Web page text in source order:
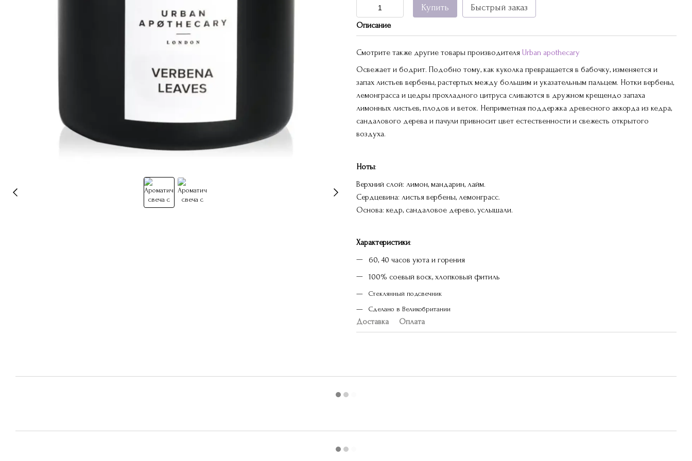
Купить Быстрый заказ
Описание
Смотрите также другие товары производителя Urban apothecary
Освежает и бодрит. Подобно тому, как куколка превращается в бабочку, изменяется и
запах листьев вербены, растертых между большим и указательным пальцем. Нотки вербены,
лемонграсса и цедры прохладного цитруса сливаются в дружном крещендо запаха
лимонных листьев, плодов и веток. Неприметная поддержка древесного аккорда из кедра,
сандалового дерева и пачули привносит цвет естественности и свежесть открытого
воздуха.
Ноты:
Верхний слой: лимон, мандарин, лайм.
Сердцевина: листья вербены, лемонграсс.
Основа: кедр, сандаловое дерево, услышали.
Характеристики:
60, 40 часов уюта и горения
100% соевый воск, хлопковый фитиль
Стеклянный подсвечник
Сделано в Великобритании
Доставка Оплата